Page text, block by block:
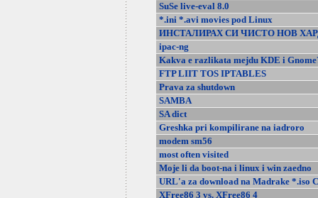
SuSe live-eval 8.0
*.ini *.avi movies pod Linux
ИНСТАЛИРАХ СИ ЧИСТО НОВ
ipac-ng
Kakva e razlikata mejdu KDE i
FTP LIIT TOS IPTABLES
Prava za shutdown
SAMBA
SA dict
Greshka pri kompilirane na iadroro
modem sm56
most often visited
Moje li da boot-na i linux i win zaedno
URL'a za download na Madrake *.iso
XFree86 3 vs. XFree86 4